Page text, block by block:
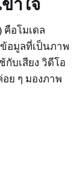
อโมเดล
อมูลที่เป็นภาพ
บเสียง วิดีโอ
ย ๆ มองภาพ